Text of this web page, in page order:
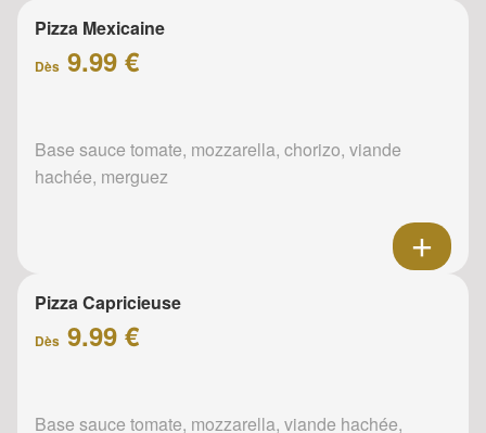
Pizza Mexicaine
Dès 9.99 €
Base sauce tomate, mozzarella, chorizo, viande
hachée, merguez
Pizza Capricieuse
Dès 9.99 €
Base sauce tomate, mozzarella, viande hachée,